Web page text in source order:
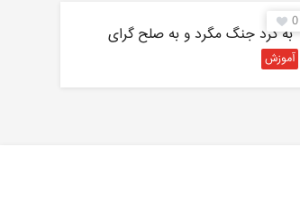
0
″به گرد جنگ مگرد و به صلح گرای
آموزش